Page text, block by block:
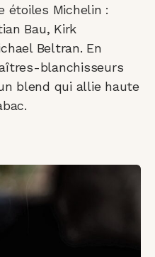
étoiles Michelin :
Bau, Kirk
Beltran. En
blanchisseurs
blend qui allie haute